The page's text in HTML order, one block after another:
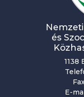
és
1138
E-